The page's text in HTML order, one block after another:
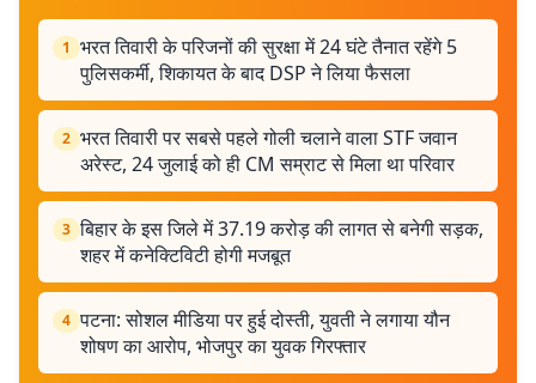
1 भरत तिवारी के परिजनों की सुरक्षा में 24 घंटे तैनात रहेंगे 5
पुलिसकर्मी, शिकायत के बाद DSP ने लिया फैसला
2 भरत तिवारी पर सबसे पहले गोली चलाने वाला STF जवान
अरेस्ट, 24 जुलाई को ही CM सम्राट से मिला था परिवार
3 बिहार के इस जिले में 37.19 करोड़ की लागत से बनेगी सड़क,
शहर में कनेक्टिविटी होगी मजबूत
4 पटना: सोशल मीडिया पर हुई दोस्ती, युवती ने लगाया यौन
शोषण का आरोप, भोजपुर का युवक गिरफ्तार